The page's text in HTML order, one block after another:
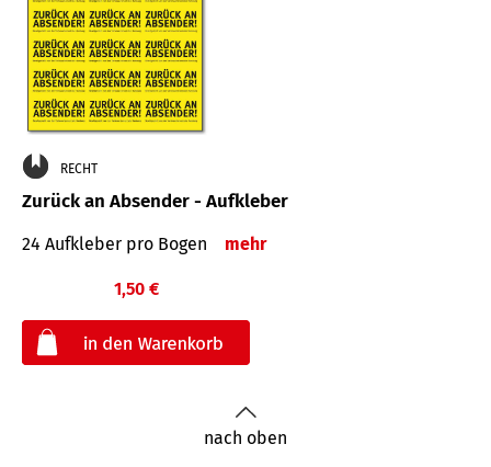
RECHT
Zurück an Absender - Aufkleber
24 Aufkleber pro Bogen mehr
1,50 €
nach oben